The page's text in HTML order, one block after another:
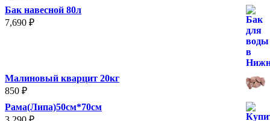
Бак навесной 80л
7,690 ₽
Малиновый кварцит 20кг
850 ₽
Рама(Липа)50см*70см